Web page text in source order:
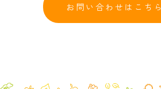
お問い合わせはこちら